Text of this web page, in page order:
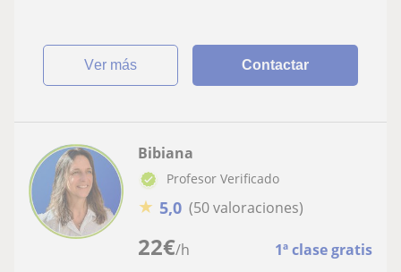
ver más Contactar
22€/h 1ª clase gratis
Bibiana
Profesor Verificado
★ 5,0 (50 valoraciones)